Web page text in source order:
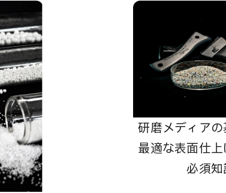
研磨メディアの
最適な表面仕
必須知